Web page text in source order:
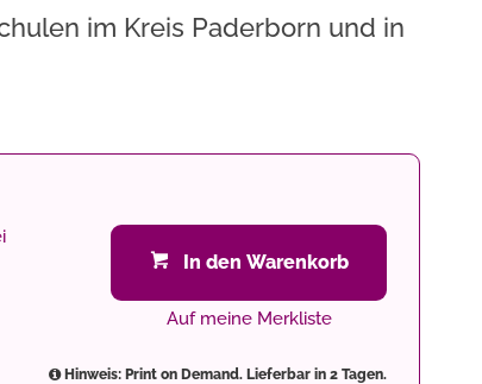
im Kreis Paderborn und in
In den Warenkorb
Auf meine Merkliste
Hinweis: Print on Demand. Lieferbar in 2 Tagen.